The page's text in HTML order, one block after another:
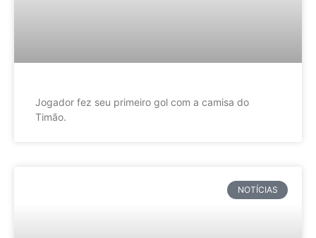
Jogador fez seu primeiro gol com a camisa do
Timão.
NOTÍCIAS